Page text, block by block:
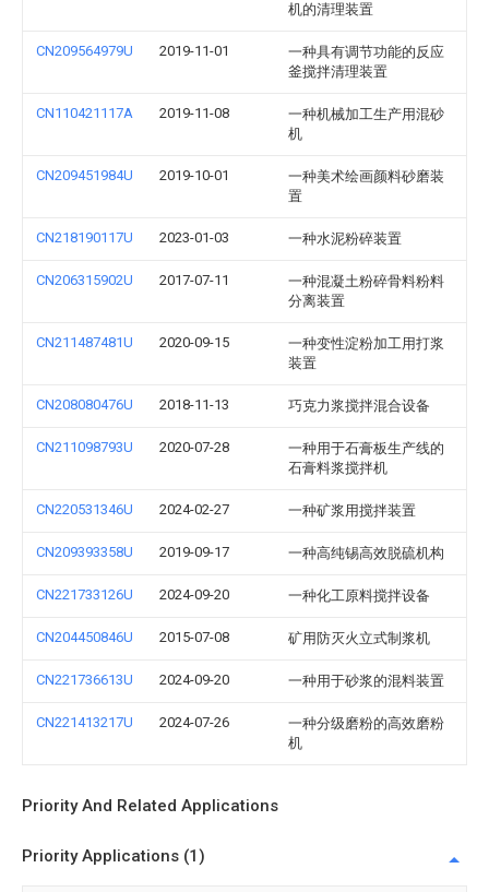
机的清理装置
CN209564979U 2019-11-01
一种具有调节功能的反应
釜搅拌清理装置
CN110421117A 2019-11-08
一种机械加工生产用混砂
机
CN209451984U 2019-10-01
一种美术绘画颜料砂磨装
置
CN218190117U 2023-01-03 一种水泥粉碎装置
CN206315902U 2017-07-11
一种混凝土粉碎骨料粉料
分离装置
CN211487481U 2020-09-15
一种变性淀粉加工用打浆
装置
CN208080476U 2018-11-13 巧克力浆搅拌混合设备
CN211098793U 2020-07-28
一种用于石膏板生产线的
石膏料浆搅拌机
CN220531346U 2024-02-27 一种矿浆用搅拌装置
CN209393358U 2019-09-17 一种高纯锡高效脱硫机构
CN221733126U 2024-09-20 一种化工原料搅拌设备
CN204450846U 2015-07-08 矿用防灭火立式制浆机
CN221736613U 2024-09-20 一种用于砂浆的混料装置
CN221413217U 2024-07-26
一种分级磨粉的高效磨粉
机
Priority And Related Applications
Priority Applications (1)